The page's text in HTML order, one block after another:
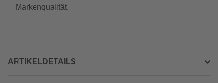
Markenqualität.
ARTIKELDETAILS